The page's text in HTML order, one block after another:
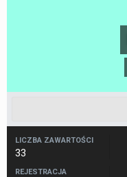
LICZBA ZAWARTOŚCI
33
REJESTRACJA